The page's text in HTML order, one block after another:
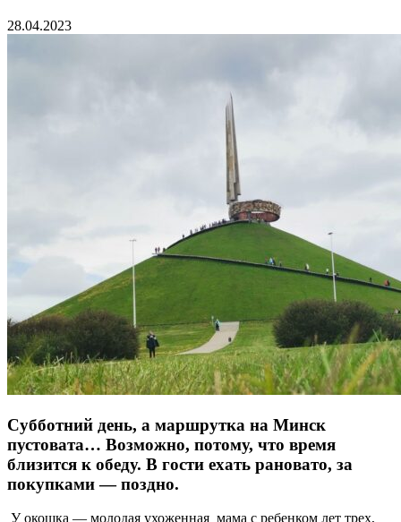
28.04.2023
Субботний день, а маршрутка на Минск
пустовата… Возможно, потому, что время
близится к обеду. В гости ехать рановато, за
покупками — поздно.
У окошка — молодая ухоженная мама с ребенком лет трех,